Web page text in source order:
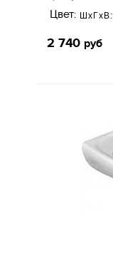
Цвет: ШхГхВ:
2 740 руб